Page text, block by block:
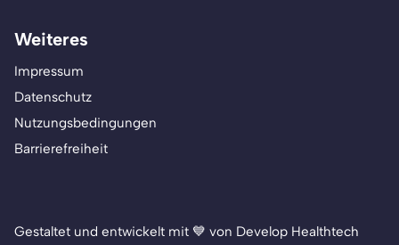
Weiteres
Impressum
Datenschutz
Nutzungsbedingungen
Barrierefreiheit
Gestaltet und entwickelt mit 💙 von Develop Healthtech